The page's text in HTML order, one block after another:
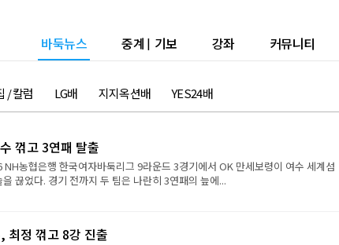
바둑뉴스 중계 | 기보 강좌 커뮤니티
/ 칼럼 LG배 지지옥션배 YES24배
꺾고 3연패 탈출
농협은행 한국여자바둑리그 9라운드 3경기에서 OK 만세보령이 여수 세계섬
끊었다. 경기 전까지 두 팀은 나란히 3연패의 늪에...
최정 꺾고 8강 진출